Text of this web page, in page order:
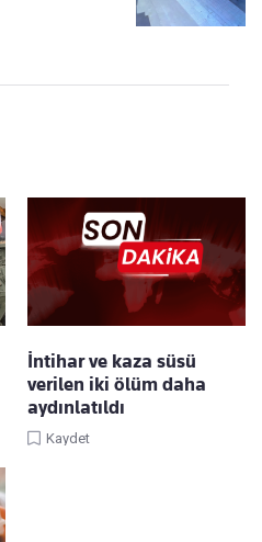
İntihar ve kaza süsü
verilen iki ölüm daha
aydınlatıldı
Kaydet